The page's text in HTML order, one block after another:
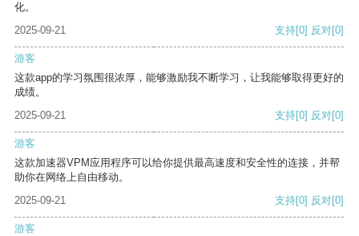
化。
2025-09-21
支持[0] 反对[0]
游客
这款app的学习氛围很浓厚，能够激励我不断学习，让我能够取得更好的
成绩。
2025-09-21
支持[0] 反对[0]
游客
这款加速器VPM应用程序可以给你提供最高速度和安全性的连接，并帮
助你在网络上自由移动。
2025-09-21
支持[0] 反对[0]
游客